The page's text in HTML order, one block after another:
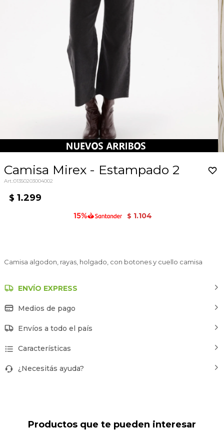
Camisa Mirex - Estampado 2
01350203004002
$ 1.299
$ 1.104
Camisa algodon, rayas, holgado, con botones y cuello camisa
ENVÍO EXPRESS
Medios de pago
Envíos a todo el país
Características
¿Necesitás ayuda?
Productos que te pueden interesar